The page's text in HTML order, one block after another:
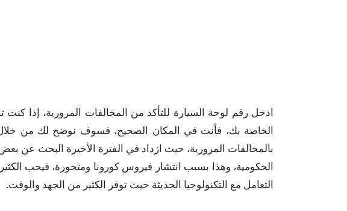
ادخل رقم لوحة السيارة للتأكد من المخالفات المرورية، إذا
الخاصة بك، فأنت في المكان الصحيح، فسوف نوضح لك من خلال
بالمخالفات المرورية، حيث ازداد في الفترة الأخيرة البحث عن
الحكومية، وهذا بسبب انتشار فيروس كورونا ومتحورة، فيحب
التعامل مع التكنولوجيا الحديثة حيث توفر الكثير من الجهد والوقت.